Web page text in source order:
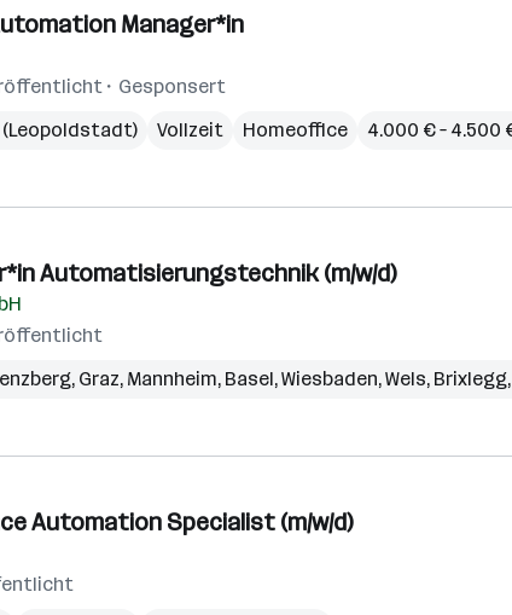
Manager*in
Gesponsert
(Leopoldstadt)
Vollzeit Homeoffice 4.000 € – 4.500
Automatisierungstechnik (m/w/d)
, Graz, Mannheim, Basel,Wiesbaden,Wels, Brixlegg,
Automation Specialist (m/w/d)